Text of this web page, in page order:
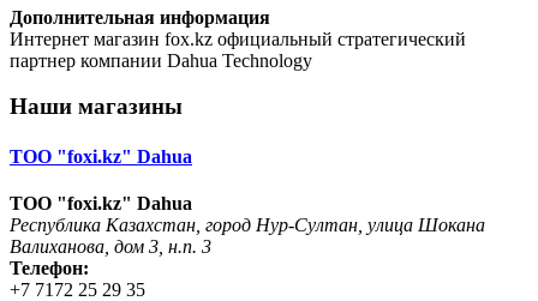
Дополнительная информация
Интернет магазин fox.kz официальный стратегический
партнер компании Dahua Technology
Наши магазины
ТОО "foxi.kz" Dahua
ТОО "foxi.kz" Dahua
Республика Казахстан, город Нур-Султан, улица Шокана
Валиханова, дом 3, н.п. 3
Телефон:
+7 7172 25 29 35